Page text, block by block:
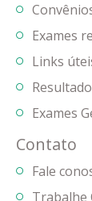
Exames
Links
Exames
Contato
Fale
Trabalhe